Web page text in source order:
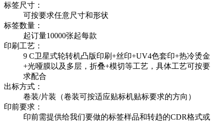
标签尺寸：
可按要求任意尺寸和形状
标签数量：
起订量10000张起每款
印刷工艺：
9 C卫星式轮转机凸版印刷+丝印+UV4色套印+热冷烫金
+光哑膜以及多层，折叠+模切等工艺，具体工艺可按要
求配合
出标方式：
卷装/片装（卷装可按适应贴标机贴标要求的方向）
印前要求：
印前需提供给我们要做的标签样品和转趋的CDR格式或